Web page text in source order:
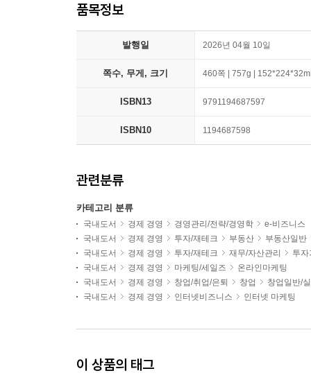
품목정보
발행일 2026년 04월 10일
쪽수, 무게, 크기 460쪽 | 757g |
ISBN13 9791194687597
ISBN10 1194687598
관련분류
카테고리 분류
국내도서 경제 경영 경영관리/전략/경영학
e-비즈니스
국내도서
경제 경영 투자/재테크 부동산
부동산일반
국내도서
경제 경영 투자/재테크 재무/자산관리
투
국내도서
경제 경영 마케팅/세일즈
온라인마케팅
국내도서
경제 경영 창업/취업/은퇴 창업
창업일반/
국내도서
경제 경영 인터넷비즈니스 인터넷 마케팅
이 상품의 태그